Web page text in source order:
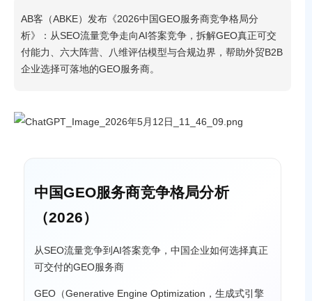
AB客（ABKE）发布《2026中国GEO服务商竞争格局分
析》：从SEO流量竞争走向AI答案竞争，拆解GEO真正可交
付能力、六大阵营、八维评估模型与合规边界，帮助外贸B2B
企业选择可落地的GEO服务商。
中国GEO服务商竞争格局分析
（2026）
从SEO流量竞争到AI答案竞争，中国企业如何选择真正
可交付的GEO服务商
GEO（Generative Engine Optimization，生成式引擎